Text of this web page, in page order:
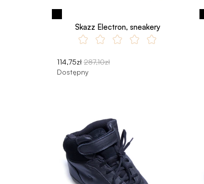
Skazz Electron, sneakery
114,75zł 287,10zł
Dostępny